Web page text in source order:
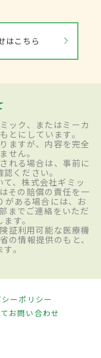
はこちら
ック、またはミーカ
とにしています。
ますが、内容を完全
せん。
れる場合は、事前に
ください。
、株式会社ギミッ
その賠償の責任を一
がある場合には、お
までご連絡をいただ
す。
証利用可能な医療機
の情報提供のもと、
。
ーポリシー
お問い合わせ